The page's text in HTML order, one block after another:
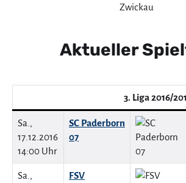
Zwickau
Aktueller
3. Liga 2016/
Sa.,
17.12.2016
14:00 Uhr
SC Paderborn
07
Sa.,
FSV